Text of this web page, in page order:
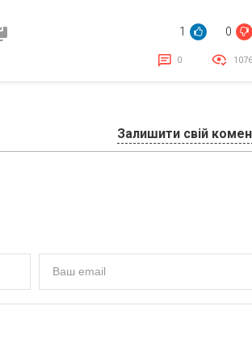
1 0
0 1076
Залишити свій